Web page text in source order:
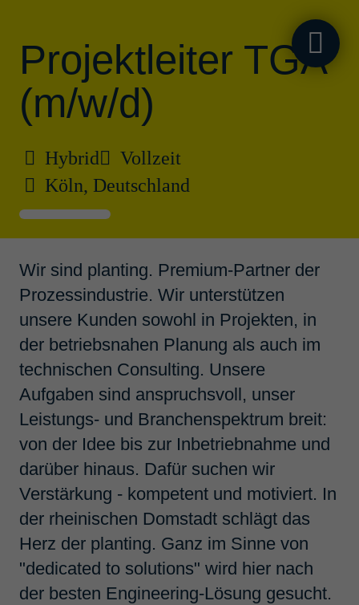
Projekt­leiter TGA
(m/w/d)
Hybrid
Vollzeit
Köln, Deutschland
Wir sind planting. Premium-Partner der
Prozessindustrie. Wir unterstützen
unsere Kunden sowohl in Projekten, in
der betriebsnahen Planung als auch im
technischen Consulting. Unsere
Aufgaben sind anspruchsvoll, unser
Leistungs- und Branchenspektrum breit:
von der Idee bis zur Inbetriebnahme und
darüber hinaus. Dafür suchen wir
Verstärkung - kompetent und motiviert. In
der rheinischen Domstadt schlägt das
Herz der planting. Ganz im Sinne von
"dedicated to solutions" wird hier nach
der besten Engineering-Lösung gesucht.
Jobs für Profes­
si­o­nals &
Specia­lists.
Projekte für
Free­lancer.
Suchbegriff
Suchen